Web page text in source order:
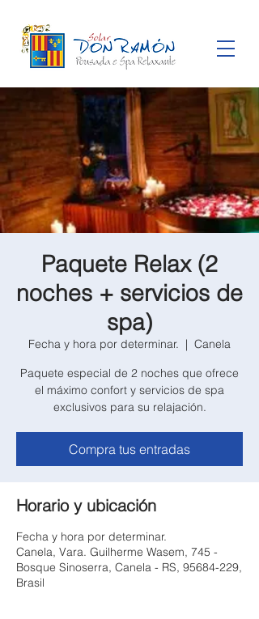
Paquete Relax (2
noches + servicios de
spa)
Fecha y hora por determinar.
  |
Canela
Paquete especial de 2 noches que ofrece
el máximo confort y servicios de spa
exclusivos para su relajación.
Compra tus entradas
Horario y ubicación
Fecha y hora por determinar.
Canela, Vara. Guilherme Wasem, 745 -
Bosque Sinoserra, Canela - RS, 95684-229,
Brasil